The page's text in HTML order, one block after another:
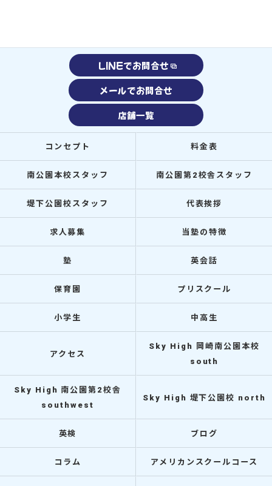
LINEでお問合せ
メールでお問合せ
店舗一覧
コンセプト 料金表
南公園本校スタッフ 南公園第2校舎スタッフ
堤下公園校スタッフ 代表挨拶
求人募集 当塾の特徴
塾 英会話
保育園 プリスクール
小学生 中高生
アクセス
Sky High 岡崎南公園本校
south
Sky High 南公園第2校舎
southwest
Sky High 堤下公園校 north
英検 ブログ
コラム アメリカンスクールコース